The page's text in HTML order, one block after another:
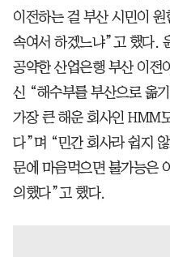
이전하는 걸 부산 시민이
속여서 하겠느냐”고 했다.
공약한 산업은행 부산 이전
신 “해수부를 부산으로 옮
가장 큰 해운 회사인 HMM
다”며 “민간 회사라 쉽지
문에 마음먹으면 불가능은
의했다”고 했다.